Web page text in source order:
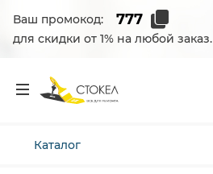
Ваш промокод:
для скидки от 1% на любой заказ.
Каталог